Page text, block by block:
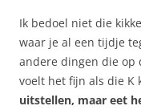
Ik bedoel niet die
waar je al een tijdje
andere dingen die op
voelt het fijn als die K
uitstellen, maar eet